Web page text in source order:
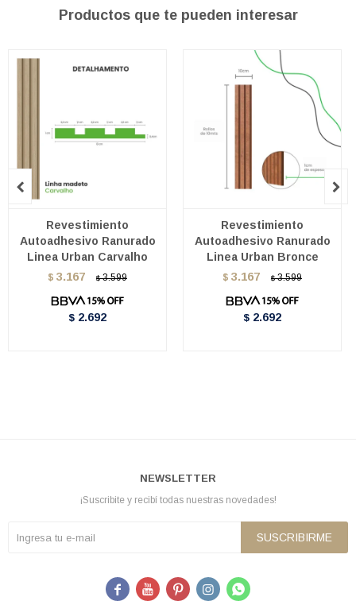
Productos que te pueden interesar
Revestimiento
Autoadhesivo Ranurado
Linea Urban Carvalho
$ 3.167 $ 3.599
$ 2.692
Revestimiento
Autoadhesivo Ranurado
Linea Urban Bronce
$ 3.167 $ 3.599
$ 2.692
 
NEWSLETTER
¡Suscribite y recibí todas nuestras novedades!
SUSCRIBIRME
    